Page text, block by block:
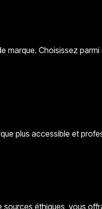
marque. Choisissez
plus accessible et
éthiques, vous